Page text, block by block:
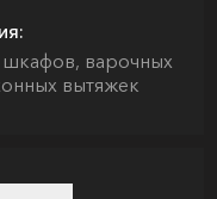
варочных
вытяжек